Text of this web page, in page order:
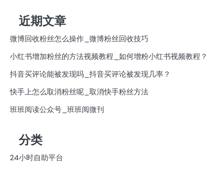
近期文章
微博回收粉丝怎么操作_微博粉丝回收技巧
小红书增加粉丝的方法视频教程_如何增粉小红书视频教程？
抖音买评论能被发现吗_抖音买评论被发现几率？
快手上怎么取消粉丝呢_取消快手粉丝方法
班班阅读公众号_班班阅微刊
分类
24小时自助平台